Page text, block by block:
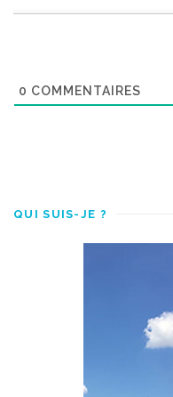
0 COMMENTAIRES
QUI SUIS-JE ?